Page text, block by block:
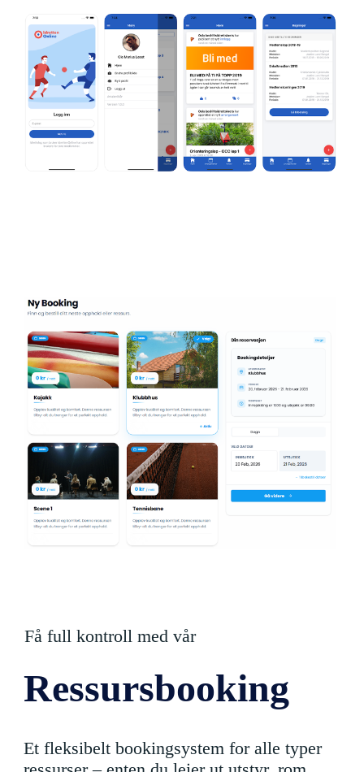
Få full kontroll med vår
Ressursbooking
Et fleksibelt bookingsystem for alle typer